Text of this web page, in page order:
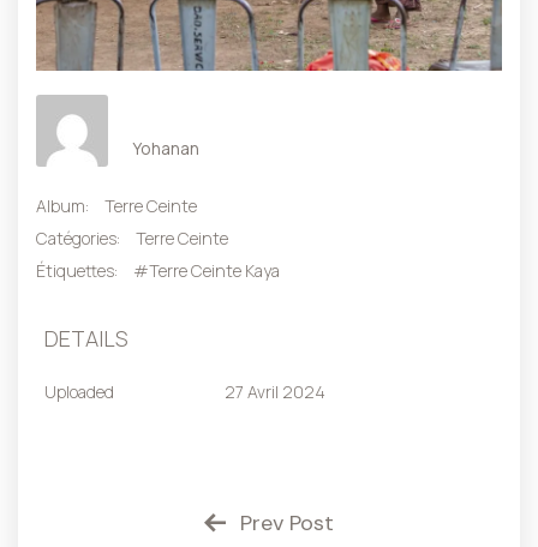
Yohanan
Album:
Terre Ceinte
Catégories:
Terre Ceinte
Étiquettes:
#Terre Ceinte Kaya
DETAILS
Uploaded 27 Avril 2024
Prev Post